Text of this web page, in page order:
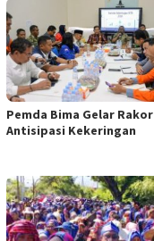
Pemda Bima Gelar Rakor
Antisipasi Kekeringan